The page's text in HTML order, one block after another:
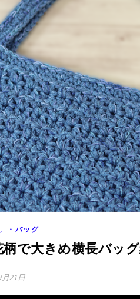
, ・バッグ
柄で大きめ横長バッ
21日